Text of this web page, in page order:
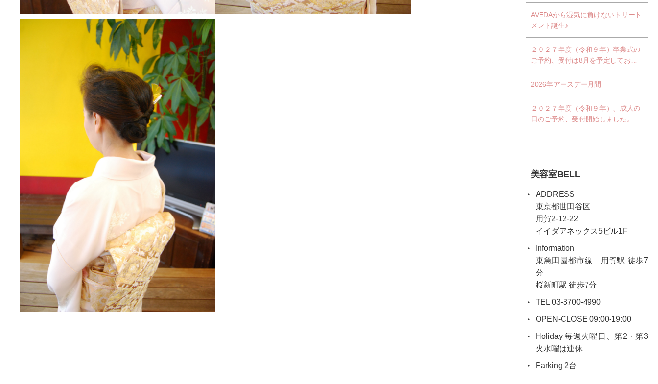
AVEDAから湿気に負けないトリート
メント誕生♪
２０２７年度（令和９年）卒業式の
ご予約、受付は8月を予定しており
ます。
2026年アースデー月間
２０２７年度（令和９年）、成人の
日のご予約、受付開始しました。
美容室BELL
ADDRESS
東京都世田谷区
用賀2-12-22
イイダアネックス5ビル1F
Information
東急田園都市線 用賀駅 徒歩7
分
桜新町駅 徒歩7分
TEL 03-3700-4990
OPEN-CLOSE 09:00-19:00
Holiday 毎週火曜日、第2・第3
火水曜は連休
Parking 2台